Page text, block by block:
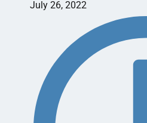
July 26, 2022